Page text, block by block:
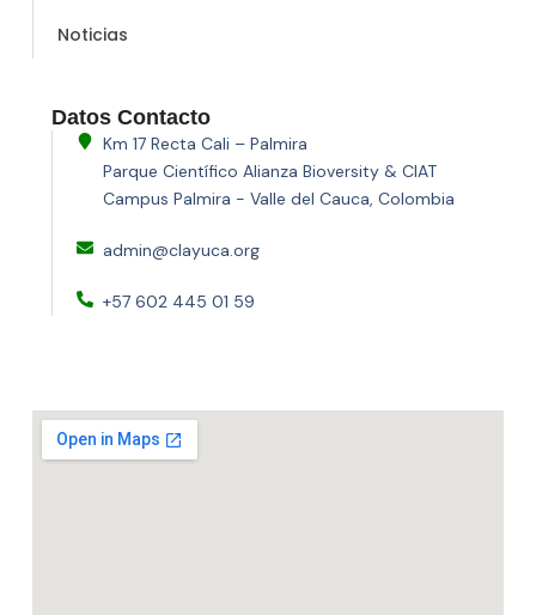
Noticias
Datos Contacto
Km 17 Recta Cali – Palmira
Parque Científico Alianza Bioversity & CIAT
Campus Palmira - Valle del Cauca, Colombia
admin@clayuca.org
+57 602 445 01 59